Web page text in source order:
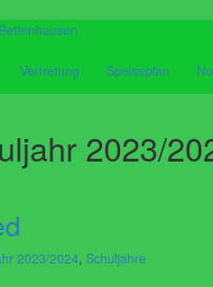
Vertretung Speiseplan
2023/
2023/2024, Schuljahre